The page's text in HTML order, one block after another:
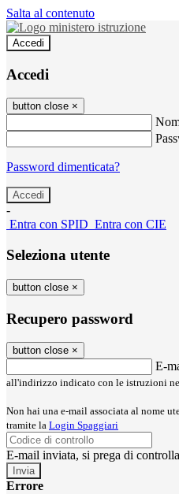
Salta al contenuto
Accedi
Accedi
button close ×
Password dimenticata?
-
Entra con SPID Entra con CIE
Seleziona utente
button close ×
Recupero password
button close ×
E-
all'indirizzo indicato con le istruzioni
Non hai una e-mail associata al nome
tramite la Login Spaggiari
E-mail inviata, si prega di
Errore